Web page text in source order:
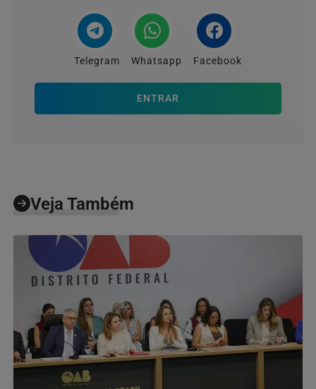
Telegram Whatsapp Facebook
ENTRAR
Veja Também